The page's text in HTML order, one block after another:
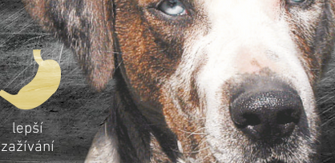
lepší
zažívání